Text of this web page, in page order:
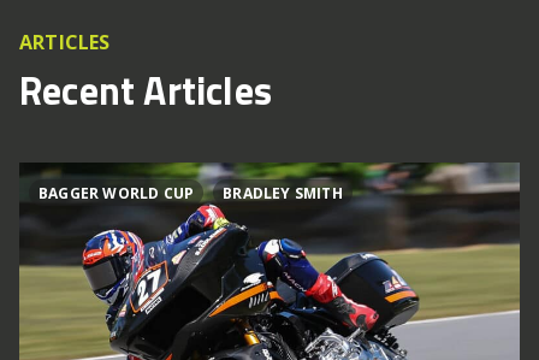
ARTICLES
Recent Articles
BAGGER WORLD CUP BRADLEY SMITH